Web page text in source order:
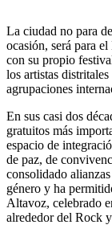
La ciudad no para
ocasión, será para
con su propio
los artistas
agrupaciones
En sus casi dos
gratuitos más
espacio de
de paz, de
consolidado
género y ha
Altavoz, celebrado
alrededor del Rock